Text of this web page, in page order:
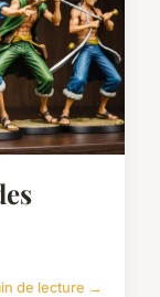
de lecture →